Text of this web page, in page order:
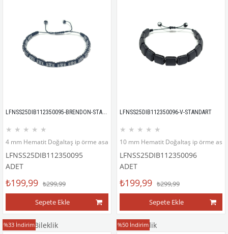
LFNSS25DIB112350095-BRENDON-STANDART
★ ★ ★ ★ ★
4 mm Hematit Doğaltaş ip örme asansör kapama bileklik
LFNSS25DIB112350095
ADET
₺199,99 ₺299,99
Sepete Ekle
LFNSS25DIB112350096-V-STANDART
★ ★ ★ ★ ★
10 mm Hematit Doğaltaş ip örme
LFNSS25DIB112350096
ADET
₺199,99 ₺299,99
Sepete Ekle
Doğaltaş Bileklik
%33 İndirim Deri Bileklik
%50 İndirim